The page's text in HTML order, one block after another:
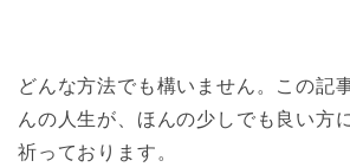
どんな方法でも構いません。この記
んの人生が、ほんの少しでも良い方
祈っております。